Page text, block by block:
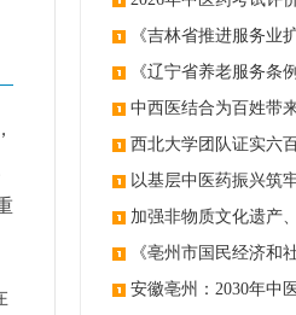
《吉林省推进服务业
发：创建中医类国家医
《辽宁省养老服务条
与养老融合发展
中西医结合为百姓带
西北大学团队证实六
麻醉技术
以基层中医药振兴筑
加强非物质文化遗产
权保护《亳州市国民经济和
规划纲要》印发
安徽亳州：2030年中